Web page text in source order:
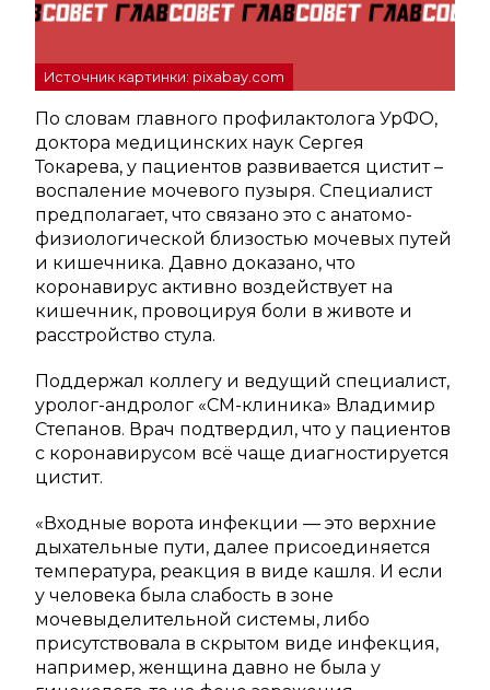
Источник картинки: pixabay.com
По словам главного профилактолога УрФО,
доктора медицинских наук Сергея
Токарева, у пациентов развивается цистит –
воспаление мочевого пузыря. Специалист
предполагает, что связано это с анатомо-
физиологической близостью мочевых путей
и кишечника. Давно доказано, что
коронавирус активно воздействует на
кишечник, провоцируя боли в животе и
расстройство стула.
Поддержал коллегу и ведущий специалист,
уролог-андролог «СМ-клиника» Владимир
Степанов. Врач подтвердил, что у пациентов
с коронавирусом всё чаще диагностируется
цистит.
«Входные ворота инфекции — это верхние
дыхательные пути, далее присоединяется
температура, реакция в виде кашля. И если
у человека была слабость в зоне
мочевыделительной системы, либо
присутствовала в скрытом виде инфекция,
например, женщина давно не была у